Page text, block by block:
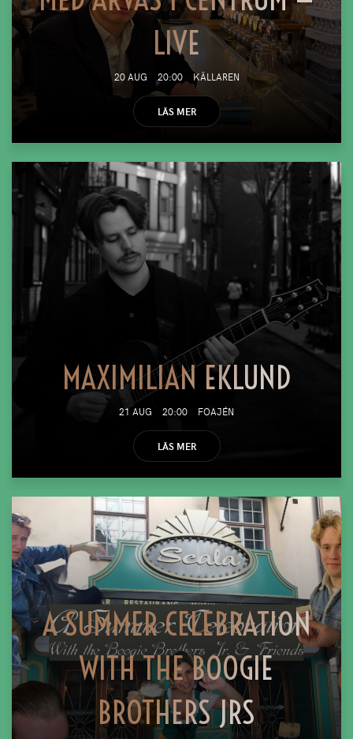
LIVE
20 AUG 20:00 KÄLLAREN
LÄS MER
MAXIMILIAN EKLUND
21 AUG 20:00 FOAJÉN
LÄS MER
A SUMMER CELEBRATION
WITH THE BOOGIE
BROTHERS JRS